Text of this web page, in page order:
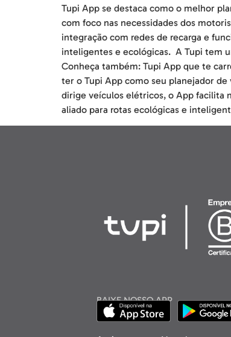
Tupi App se destaca como o melhor
com foco nas necessidades dos
integração com redes de recarga e
inteligentes e ecológicas. A Tupi tem
Conheça também: Tupi App que te
ter o Tupi App como seu planejador
dirige veículos elétricos, o App facilita
aliado para rotas ecológicas e
BAIXE NOSSO APP